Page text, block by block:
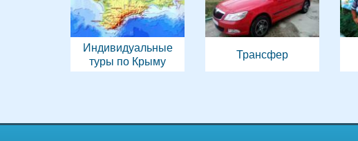
Индивидуальные
туры по Крыму
Трансфер